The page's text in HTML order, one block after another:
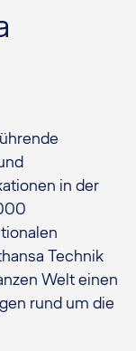
in der
Technik
Welt einen
rund um die